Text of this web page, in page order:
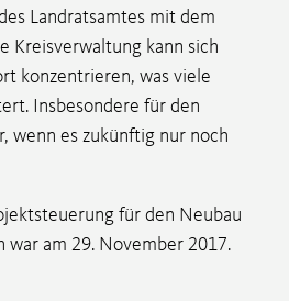
Landratsamtes mit dem
Kreisverwaltung kann sich
konzentrieren, was viele
Insbesondere für den
wenn es zukünftig nur noch
für den Neubau
war am 29. November 2017.